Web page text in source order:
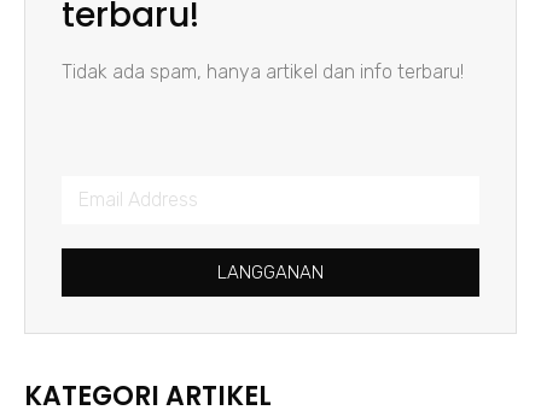
terbaru!
Tidak ada spam, hanya artikel dan info terbaru!
LANGGANAN
KATEGORI ARTIKEL